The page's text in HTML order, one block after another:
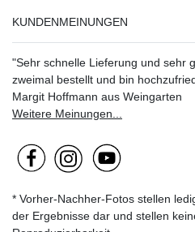
KUNDENMEINUNGEN
"Sehr schnelle Lieferung und sehr
zweimal bestellt und bin
Margit Hoffmann aus Weingarten
Weitere Meinungen...
* Vorher-Nachher-Fotos stellen
der Ergebnisse dar und stellen